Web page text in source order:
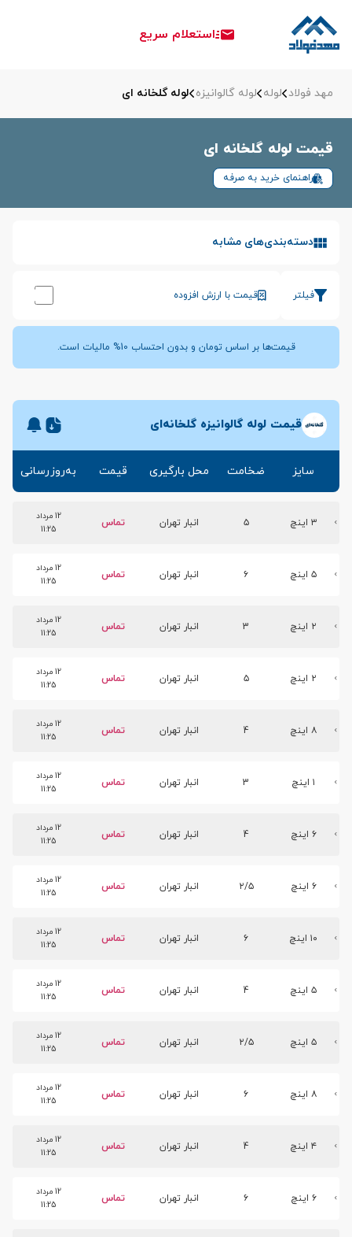
استعلام سریع
مهد فولاد لوله لوله گالوانیزه لوله گلخانه ای
قیمت لوله گلخانه ای
راهنمای خرید به صرفه
دسته‌بندی‌های مشابه
فیلتر قیمت با ارزش افزوده
قیمت‌ها بر اساس تومان و بدون احتساب 10% مالیات است.
قیمت لوله گالوانیزه گلخانه‌ای
سایز ضخامت محل بارگیری قیمت به‌روزرسانی
۳ اینچ ۵ انبار تهران تماس
12 مرداد
11:25
۵ اینچ ۶ انبار تهران تماس
12 مرداد
11:25
۲ اینچ 3 انبار تهران تماس
12 مرداد
11:25
۲ اینچ ۵ انبار تهران تماس
12 مرداد
11:25
۸ اینچ 4 انبار تهران تماس
12 مرداد
11:25
۱ اینچ 3 انبار تهران تماس
12 مرداد
11:25
۶ اینچ 4 انبار تهران تماس
12 مرداد
11:25
۶ اینچ ۲/۵ انبار تهران تماس
12 مرداد
11:25
۱۰ اینچ ۶ انبار تهران تماس
12 مرداد
11:25
۵ اینچ 4 انبار تهران تماس
12 مرداد
11:25
۵ اینچ ۲/۵ انبار تهران تماس
12 مرداد
11:25
۸ اینچ ۶ انبار تهران تماس
12 مرداد
11:25
۴ اینچ 4 انبار تهران تماس
12 مرداد
11:25
۶ اینچ ۶ انبار تهران تماس
12 مرداد
11:25